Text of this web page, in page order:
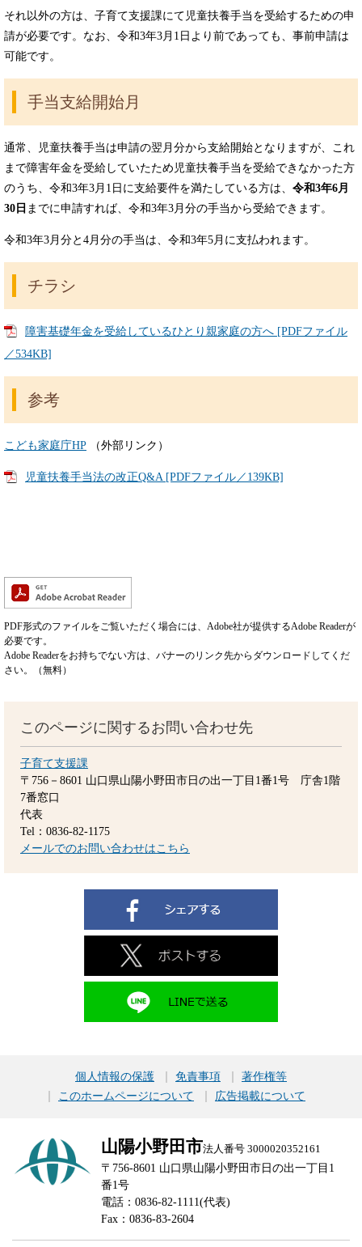
それ以外の方は、子育て支援課にて児童扶養手当を受給するための申
請が必要です。なお、令和3年3月1日より前であっても、事前申請は
可能です。
手当支給開始月
通常、児童扶養手当は申請の翌月分から支給開始となりますが、これ
まで障害年金を受給していたため児童扶養手当を受給できなかった方
のうち、令和3年3月1日に支給要件を満たしている方は、 令和3年6月
30日 までに申請すれば、令和3年3月分の手当から受給できます。
令和3年3月分と4月分の手当は、令和3年5月に支払われます。
チラシ
障害基礎年金を受給しているひとり親家庭の方へ [PDFファイル
／534KB]
参考
こども家庭庁HP （外部リンク）
児童扶養手当法の改正Q&A [PDFファイル／139KB]
PDF形式のファイルをご覧いただく場合には、Adobe社が提供するAdobe Readerが
必要です。
Adobe Readerをお持ちでない方は、バナーのリンク先からダウンロードしてくだ
さい。（無料）
このページに関するお問い合わせ先
子育て支援課
〒756－8601 山口県山陽小野田市日の出一丁目1番1号 庁舎1階
7番窓口
代表
Tel：0836-82-1175
メールでのお問い合わせはこちら
個人情報の保護 免責事項
著作権等
このホームページについて
広告掲載について
山陽小野田市法人番号 3000020352161
〒756-8601 山口県山陽小野田市日の出一丁目1
番1号
電話：0836-82-1111(代表)
Fax：0836-83-2604